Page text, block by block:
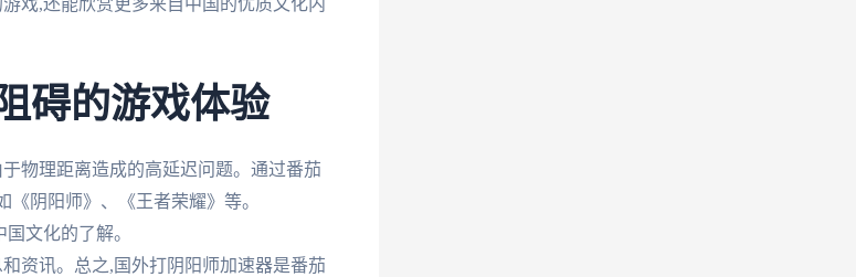
戏,还能欣赏更多来自中国的优质文化内
碍的游戏体验
物理距离造成的高延迟问题。通过番茄
阴阳师》、《王者荣耀》等。
文化的了解。
资讯。总之,国外打阴阳师加速器是番茄